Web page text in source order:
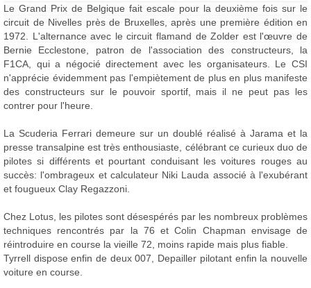
Le Grand Prix de Belgique fait escale pour la deuxième fois sur le
circuit de Nivelles près de Bruxelles, après une première édition en
1972. L'alternance avec le circuit flamand de Zolder est l'œuvre de
Bernie Ecclestone, patron de l'association des constructeurs, la
F1CA, qui a négocié directement avec les organisateurs. Le CSI
n'apprécie évidemment pas l'empiètement de plus en plus manifeste
des constructeurs sur le pouvoir sportif, mais il ne peut pas les
contrer pour l'heure.
La Scuderia Ferrari demeure sur un doublé réalisé à Jarama et la
presse transalpine est très enthousiaste, célébrant ce curieux duo de
pilotes si différents et pourtant conduisant les voitures rouges au
succès: l'ombrageux et calculateur Niki Lauda associé à l'exubérant
et fougueux Clay Regazzoni.
Chez Lotus, les pilotes sont désespérés par les nombreux problèmes
techniques rencontrés par la 76 et Colin Chapman envisage de
réintroduire en course la vieille 72, moins rapide mais plus fiable.
Tyrrell dispose enfin de deux 007, Depailler pilotant enfin la nouvelle
voiture en course.